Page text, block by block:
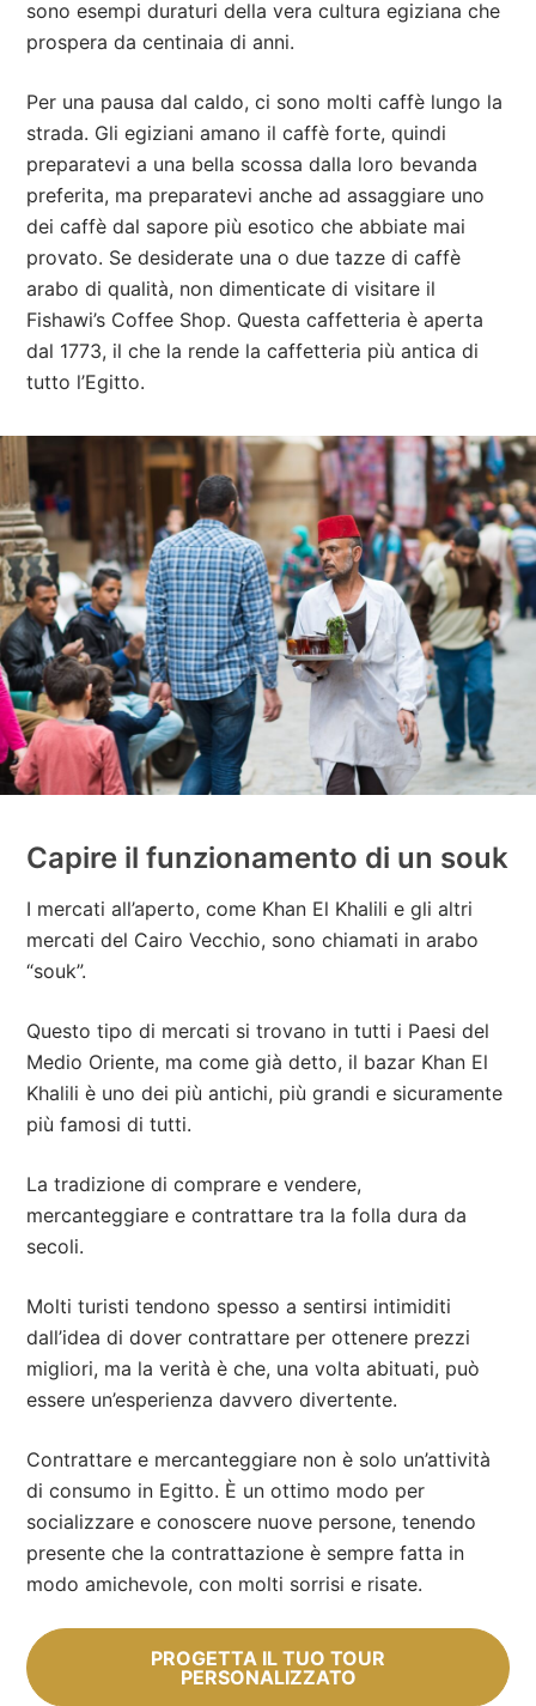
sono esempi duraturi della vera cultura egiziana che
prospera da centinaia di anni.
Per una pausa dal caldo, ci sono molti caffè lungo la
strada. Gli egiziani amano il caffè forte, quindi
preparatevi a una bella scossa dalla loro bevanda
preferita, ma preparatevi anche ad assaggiare uno
dei caffè dal sapore più esotico che abbiate mai
provato. Se desiderate una o due tazze di caffè
arabo di qualità, non dimenticate di visitare il
Fishawi’s Coffee Shop. Questa caffetteria è aperta
dal 1773, il che la rende la caffetteria più antica di
tutto l’Egitto.
Capire il funzionamento di un souk
I mercati all’aperto, come Khan El Khalili e gli altri
mercati del Cairo Vecchio, sono chiamati in arabo
“souk”.
Questo tipo di mercati si trovano in tutti i Paesi del
Medio Oriente, ma come già detto, il bazar Khan El
Khalili è uno dei più antichi, più grandi e sicuramente
più famosi di tutti.
La tradizione di comprare e vendere,
mercanteggiare e contrattare tra la folla dura da
secoli.
Molti turisti tendono spesso a sentirsi intimiditi
dall’idea di dover contrattare per ottenere prezzi
migliori, ma la verità è che, una volta abituati, può
essere un’esperienza davvero divertente.
Contrattare e mercanteggiare non è solo un’attività
di consumo in Egitto. È un ottimo modo per
socializzare e conoscere nuove persone, tenendo
presente che la contrattazione è sempre fatta in
modo amichevole, con molti sorrisi e risate.
PROGETTA IL TUO TOUR
PERSONALIZZATO